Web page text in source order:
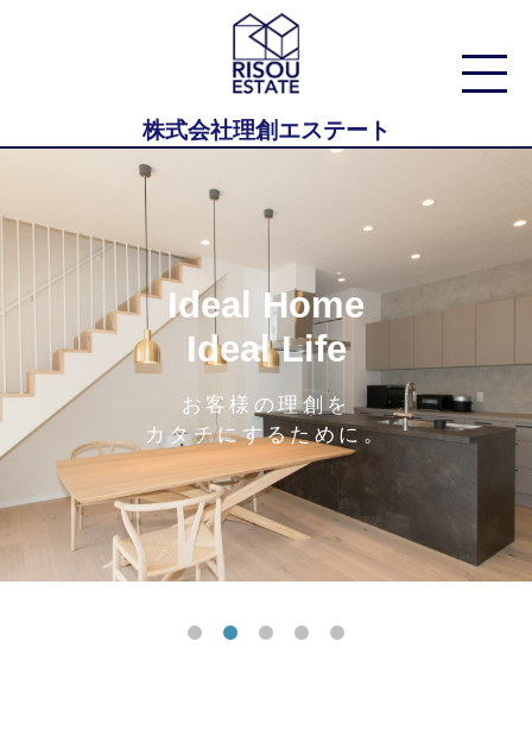
株式会社理創エステート
Ideal Home
Ideal Life
お客様の理創を
カタチにするために。